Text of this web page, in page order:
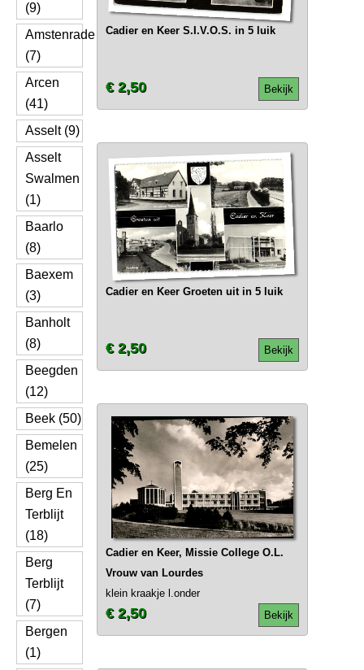
(9)
Amstenrade
(7)
Arcen
(41)
Asselt (9)
Asselt
Swalmen
(1)
Baarlo
(8)
Baexem
(3)
Banholt
(8)
Beegden
(12)
Beek (50)
Bemelen
(25)
Berg En
Terblijt
(18)
Berg
Terblijt
(7)
Bergen
(1)
Cadier en Keer S.I.V.O.S. in 5 luik
Bekijk
€ 2,50
Cadier en Keer Groeten uit in 5 luik
Bekijk
€ 2,50
Cadier en Keer, Missie College O.L.
Vrouw van Lourdes
klein kraakje l.onder
Bekijk
€ 2,50